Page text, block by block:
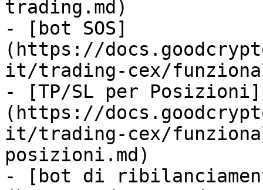
trading.md)
- [bot SOS]
(https://
it/trading-cex/
- [TP/SL per Posizioni]
(https://
it/trading-cex/
posizioni.md)
- [bot di